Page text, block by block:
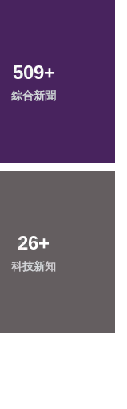
509+
綜合新聞
26+
科技新知